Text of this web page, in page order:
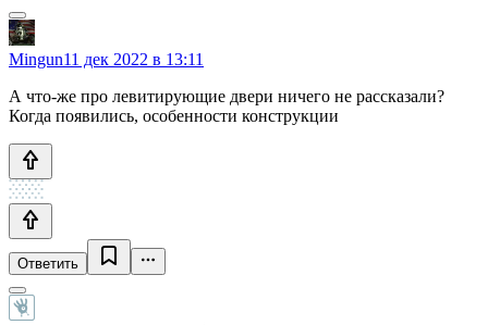
Mingun11 дек 2022 в 13:11
А что-же про левитирующие двери ничего не рассказали?
Когда появились, особенности конструкции
Ответить